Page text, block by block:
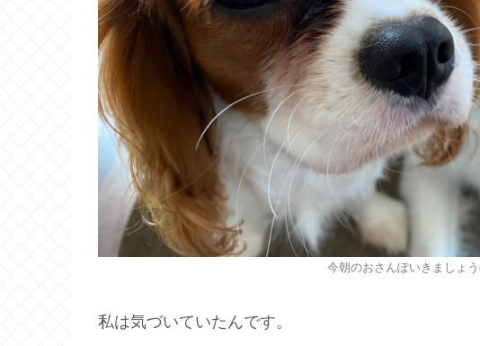
今朝のおさんぽいきましょ
私は気づいていたんです。